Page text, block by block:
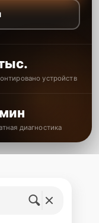
устройств
диагностика